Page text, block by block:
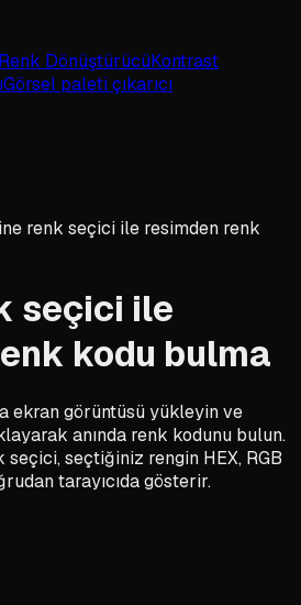
Renk DönüştürücüKontrast
Görsel paleti çıkarıcı
renk seçici ile resimden renk
seçici ile
kodu bulma
ekran görüntüsü yükleyin ve
anında renk kodunu bulun.
seçtiğiniz rengin HEX, RGB
tarayıcıda gösterir.